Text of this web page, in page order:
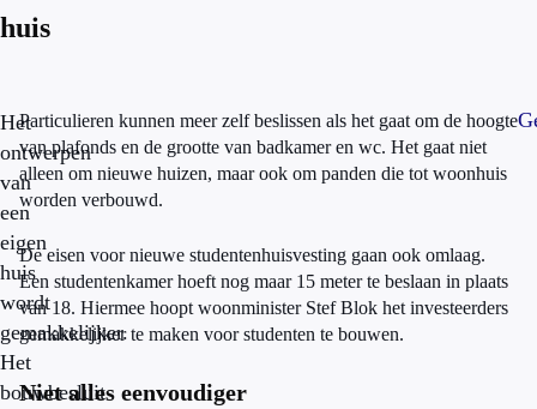
huis
Het
ontwerpen
van
een
eigen
huis
wordt
gemakkelijker.
Het
bouwbesluit
Particulieren kunnen meer zelf beslissen als het gaat om de hoogte
van plafonds en de grootte van badkamer en wc. Het gaat niet
alleen om nieuwe huizen, maar ook om panden die tot woonhuis
worden verbouwd.
De eisen voor nieuwe studentenhuisvesting gaan ook omlaag.
Een studentenkamer hoeft nog maar 15 meter te beslaan in plaats
van 18. Hiermee hoopt woonminister Stef Blok het investeerders
gemakkelijker te maken voor studenten te bouwen.
Niet alles eenvoudiger